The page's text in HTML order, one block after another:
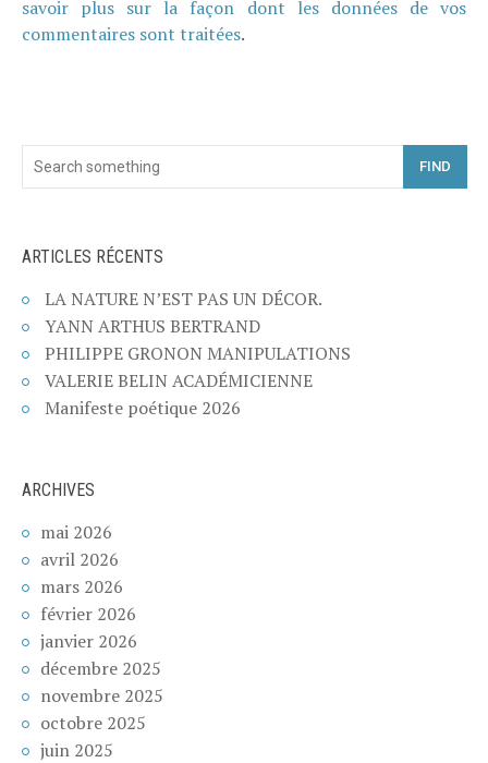
savoir plus sur la façon dont les données de vos
commentaires sont traitées.
FIND
ARTICLES RÉCENTS
LA NATURE N’EST PAS UN DÉCOR.
YANN ARTHUS BERTRAND
PHILIPPE GRONON MANIPULATIONS
VALERIE BELIN ACADÉMICIENNE
Manifeste poétique 2026
ARCHIVES
mai 2026
avril 2026
mars 2026
février 2026
janvier 2026
décembre 2025
novembre 2025
octobre 2025
juin 2025